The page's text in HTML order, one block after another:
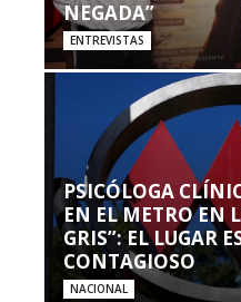
NEGADA”
ENTREVISTAS
PSICÓLOGA
EN EL METRO EN
GRIS”: EL LUGAR
CONTAGIOSO
NACIONAL